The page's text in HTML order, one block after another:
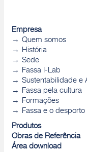
Empresa
Quem somos
História
Sede
Fassa I-Lab
Sustentabilidade e
Fassa pela cultura
Formações
Fassa e o desporto
Produtos
Obras de Referência
Área download